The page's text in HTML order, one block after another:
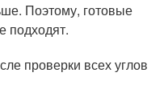
Поэтому, готовые
подходят.
проверки всех углов